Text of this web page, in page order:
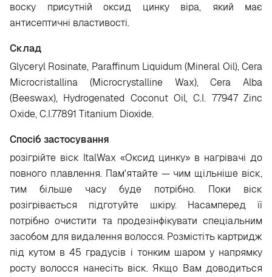
воску присутній оксид цинку віра, який має
антисептичні властивості.
Склад
Glyceryl Rosinate, Paraffinum Liquidum (Mineral Oil), Cera
Microcristallina (Microcrystalline Wax), Cera Alba
(Beeswax), Hydrogenated Coconut Oil, C.I. 77947 Zinc
Oxide, C.I.77891 Titanium Dioxide.
Спосіб застосування
розігрійте віск ItalWax «Оксид цинку» в нагрівачі до
повного плавлення. Пам'ятайте — чим щільніше віск,
тим більше часу буде потрібно. Поки віск
розігрівається підготуйте шкіру. Насамперед її
потрібно очистити та продезінфікувати спеціальним
засобом для видалення волосся. Розмістіть картридж
під кутом в 45 градусів і тонким шаром у напрямку
росту волосся нанесіть віск. Якщо Вам доводиться